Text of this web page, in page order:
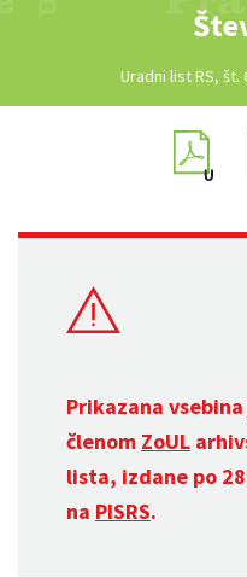
Uradni list RS, št.
Prikazana
členom ZoUL
lista, izdane po
na PISRS.